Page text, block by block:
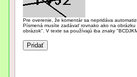
Pre overenie, že komentár sa nepridáva
Písmená musíte zadávať rovnako ako na
obrázok". V texte sa používajú iba znaky